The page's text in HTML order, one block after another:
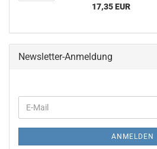
17,35 EUR
Newsletter-Anmeldung
ZUR
E-
Mail
ANMELDEN